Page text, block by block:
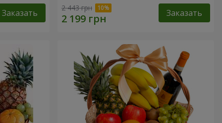
Заказать 2 443 грн Заказать